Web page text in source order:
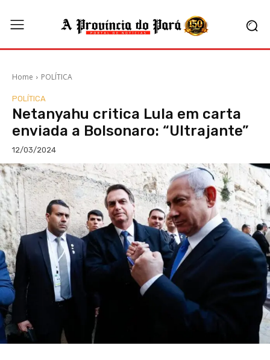
Home POLÍTICA
POLÍTICA
Netanyahu critica Lula em carta
enviada a Bolsonaro: “Ultrajante”
12/03/2024